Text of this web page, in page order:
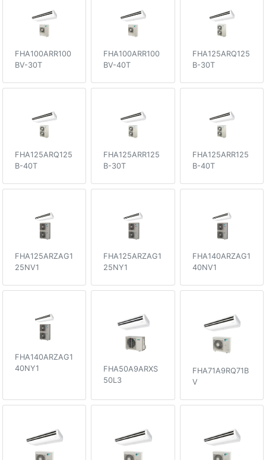
FHA100ARR100
BV-30T
FHA100ARR100
BV-40T
FHA125ARQ125
B-30T
FHA125ARQ125
B-40T
FHA125ARR125
B-30T
FHA125ARR125
B-40T
FHA125ARZAG1
25NV1
FHA125ARZAG1
25NY1
FHA140ARZAG1
40NV1
FHA140ARZAG1
40NY1
FHA50A9ARXS
50L3
FHA71A9RQ71B
V